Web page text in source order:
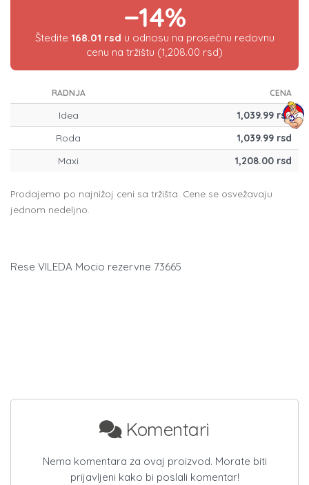
−14%
Štedite 168.01 rsd u odnosu na prosečnu redovnu
cenu na tržištu (1,208.00 rsd)
RADNJA CENA
Idea
1,039.99 rsd
Roda
1,039.99 rsd
Maxi
1,208.00 rsd
Prodajemo po najnižoj ceni sa tržišta. Cene se osvežavaju
jednom nedeljno.
Rese VILEDA Mocio rezervne 73665
Komentari
Nema komentara za ovaj proizvod. Morate biti
prijavljeni kako bi poslali komentar!